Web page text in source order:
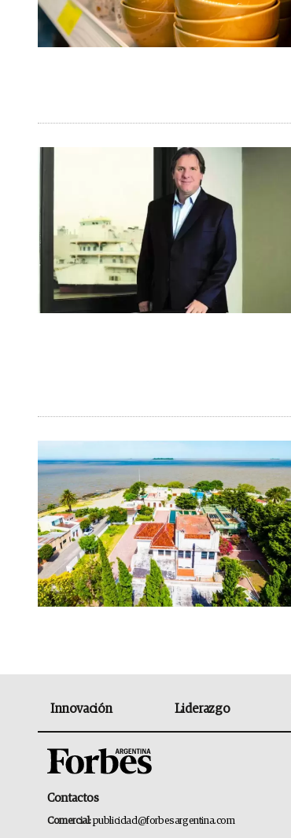
Innovación Liderazgo
Contactos
Comercial:publicidad@forbesargentina.com